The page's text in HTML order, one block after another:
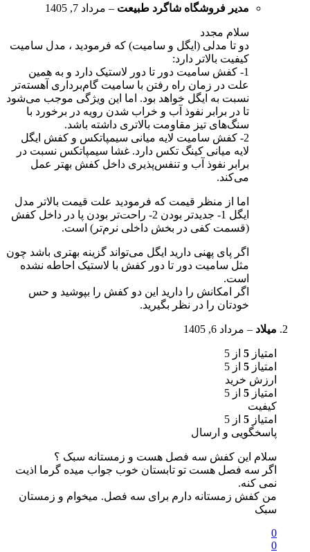
مدیر فروشگاه شاگرد طبیعت – مرداد 7, 1405
سلام مجدد
دو تا مدلی (ایگل و سامیت) که فرمودید ، مدل سامیت
کیفیت بالاتر دارد:
1- کفش سامیت دور تا دور لاستیک دارد و به همین
علت در زمان راه رفتن با سامیت گام‌برداری آهسته‌تر
نسبت به ایگل خواهد بود. اما این ویژگی موجب می‌شود
تا در برابر نفوذ آب و خراب شدن رویه در برخورد با
سنگ‌های تیز مقاومت بالاتری داشته باشد.
2- کفش سامیت لایه میانی سیمپاتکس و کفش ایگل
لایه میانی کینگ تکس دارد. غشا سیمپاتکس نسبت در
برابر نفوذ آب و تنفس‌پذیری داخل کفش بهتر عمل
می‌کند.
اما از منظر قیمت که فرمودید علت قیمت بالاتر مدل
ایگل 1- جدیدتر بودن 2- راحت‌تر بودن پا در داخل کفش
(قسمت کفی در بخش داخلی نرم‌تر) است.
اگر پای پهنی دارید ایگل می‌تواند گزینه بهتری باشد چون
مثل سامیت دور تا دور کفش با لاستیک احاطه نشده
است.
اگر امکانش را دارید این دو کفش را بپوشید و حس
خودتان را در نظر بگیرید.
میلاد – مرداد 6, 1405
امتیاز 5 از 5
امتیاز 5 از 5
ارزش خرید
امتیاز 5 از 5
کیفیت
امتیاز 5 از 5
پاسخگویی و ارسال
سلام این کفش سه فصل هست و زمستانه سبک ؟
اگر سه فصل هست تو تابستان خوب جواب میده گرما اذیت
نمی کنه.
من کفش زمستانه دارم برای سه فصل. میخوام و زمستان
سبک
0
0